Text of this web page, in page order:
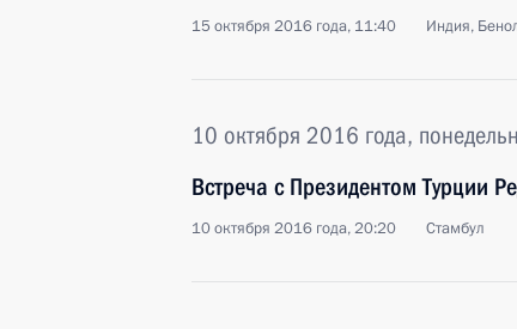
15 октября 2016 года, 11:40 Индия,
10 октября 2016 года,
Встреча с Президентом Турции
10 октября 2016 года, 20:20 Стамбул